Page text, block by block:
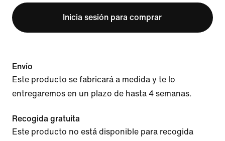
Inicia sesión para comprar
Envío
Este producto se fabricará a medida y te lo
entregaremos en un plazo de hasta 4 semanas.
Recogida gratuita
Este producto no está disponible para recogida